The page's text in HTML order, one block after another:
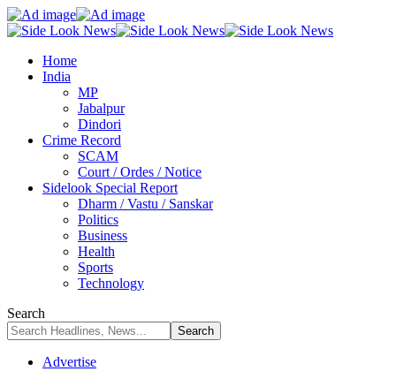
Home
India
MP
Jabalpur
Dindori
Crime Record
SCAM
Court / Ordes / Notice
Sidelook Special Report
Dharm / Vastu / Sanskar
Politics
Business
Health
Sports
Technology
Search
Advertise